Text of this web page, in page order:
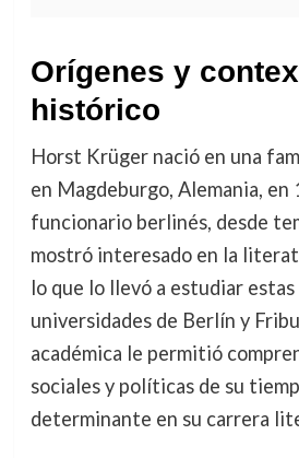
Orígenes y
histórico
Horst Krüger nació en una
en Magdeburgo, Alemania,
funcionario berlinés, desde
mostró interesado en la
lo que lo llevó a estudiar
universidades de Berlín y
académica le permitió
sociales y políticas de su
determinante en su carrera